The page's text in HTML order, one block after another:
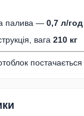
палива — 0,7 л/год
вага 210 кг
постачається